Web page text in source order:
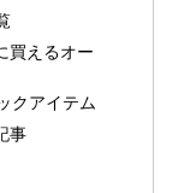
買えるオー
クアイテム
事